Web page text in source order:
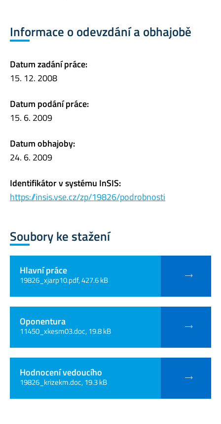
Informace o odevzdání a obhajobě
Datum zadání práce:
15. 12. 2008
Datum podání práce:
15. 6. 2009
Datum obhajoby:
24. 6. 2009
Identifikátor v systému InSIS:
https://insis.vse.cz/zp/19826/podrobnosti
Soubory ke stažení
Hlavní práce
19826_xjarp10.pdf, 427.6 kB
Oponentura
11450_xkesm03.doc, 19.8 kB
Hodnocení vedoucího
19826_krizekm.doc, 19.3 kB